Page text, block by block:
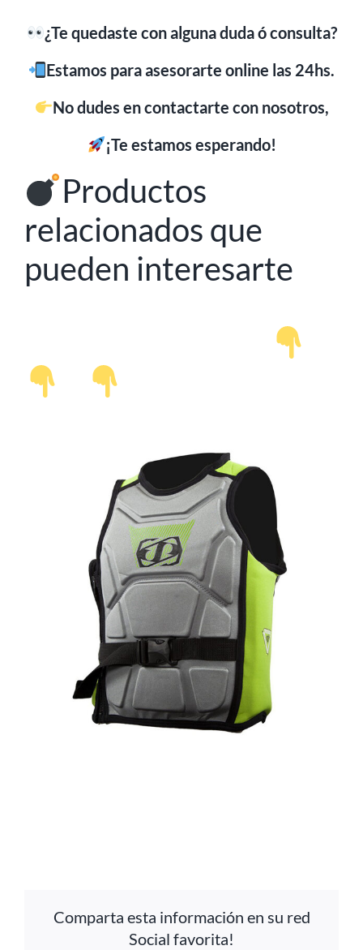
¿Te quedaste con alguna duda ó consulta?
Estamos para asesorarte online las 24hs.
No dudes en contactarte con nosotros,
¡Te estamos esperando!
Productos
relacionados que
pueden interesarte
Comparta esta información en su red
Social favorita!